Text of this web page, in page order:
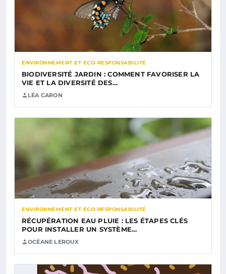
ENVIRONNEMENT ET ÉCO-RESPONSABILITÉ
BIODIVERSITÉ JARDIN : COMMENT FAVORISER LA
VIE ET LA DIVERSITÉ DES…
LÉA CARON
ENVIRONNEMENT ET ÉCO-RESPONSABILITÉ
RÉCUPÉRATION EAU PLUIE : LES ÉTAPES CLÉS
POUR INSTALLER UN SYSTÈME…
OCÉANE LEROUX